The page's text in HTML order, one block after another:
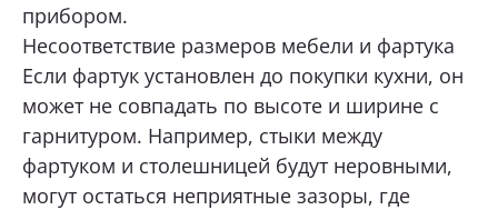
прибором.
Несоответствие размеров мебели и фартука
Если фартук установлен до покупки кухни, он
может не совпадать по высоте и ширине с
гарнитуром. Например, стыки между
фартуком и столешницей будут неровными,
могут остаться неприятные зазоры, где